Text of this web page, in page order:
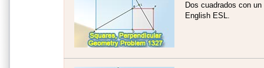
Dos cuadrados con
English ESL.